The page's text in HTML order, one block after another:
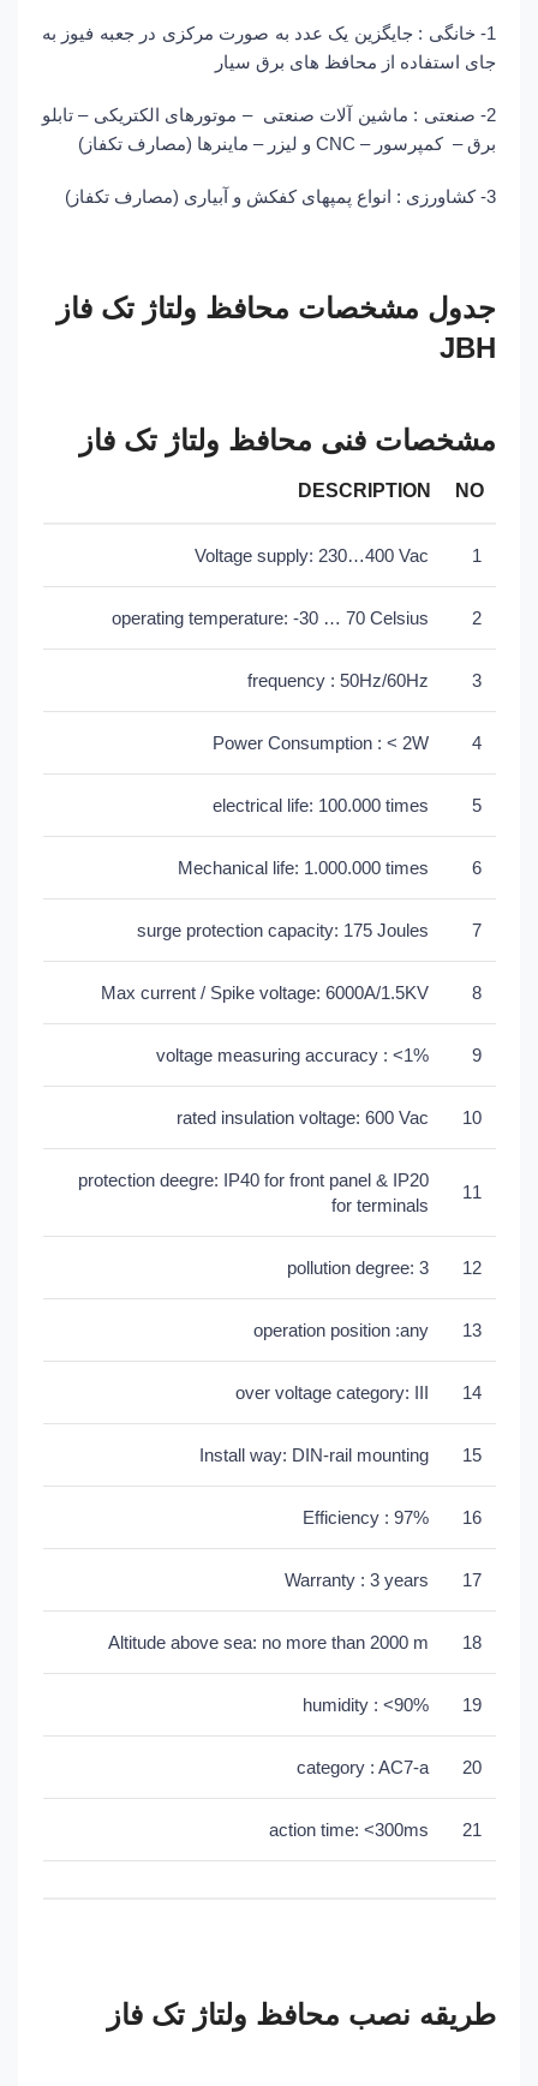
1- خانگی : جایگزین یک عدد به صورت مرکزی در جعبه فیوز به
جای استفاده از محافظ های برق سیار
2- صنعتی : ماشین آلات صنعتی – موتورهای الکتریکی – تابلو
برق – کمپرسور – CNC و لیزر – ماینرها (مصارف تکفاز)
3- کشاورزی : انواع پمپهای کفکش و آبیاری (مصارف تکفاز)
جدول مشخصات محافظ ولتاژ تک فاز
JBH
مشخصات فنی محافظ ولتاژ تک فاز
NO
DESCRIPTION
1
Voltage supply: 230…400 Vac
2
operating temperature: -30 … 70 Celsius
3
frequency : 50Hz/60Hz
4
Power Consumption : < 2W
5
electrical life: 100.000 times
6
Mechanical life: 1.000.000 times
7
surge protection capacity: 175 Joules
8
Max current / Spike voltage: 6000A/1.5KV
9
voltage measuring accuracy : <1%
10
rated insulation voltage: 600 Vac
11
protection deegre: IP40 for front panel & IP20
for terminals
12
pollution degree: 3
13
operation position :any
14
over voltage category: III
15
Install way: DIN-rail mounting
16
Efficiency : 97%
17
Warranty : 3 years
18
Altitude above sea: no more than 2000 m
19
humidity : <90%
20
category : AC7-a
21
action time: <300ms
طریقه نصب محافظ ولتاژ تک فاز